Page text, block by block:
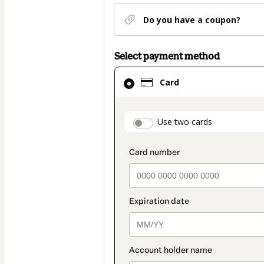
Do you have a coupon?
Select payment method
Card
Use two cards
Card
selected
method